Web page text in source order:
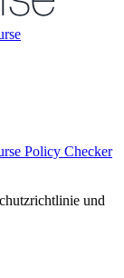
Policy Checker
und